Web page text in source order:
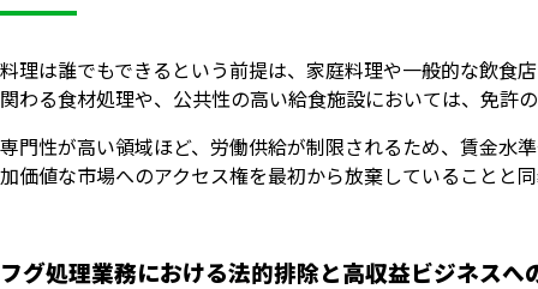
料理は誰でもできるという前提は、家庭料理や一般的な飲食
関わる食材処理や、公共性の高い給食施設においては、免許
専門性が高い領域ほど、労働供給が制限されるため、賃金水
加価値な市場へのアクセス権を最初から放棄していることと
フグ処理業務における法的排除と高収益ビジネスへ